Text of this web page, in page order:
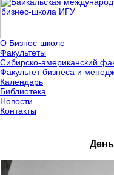
О Бизнес-школе
Факультеты
Сибирско-американский
Факультет бизнеса и
Календарь
Библиотека
Новости
Контакты